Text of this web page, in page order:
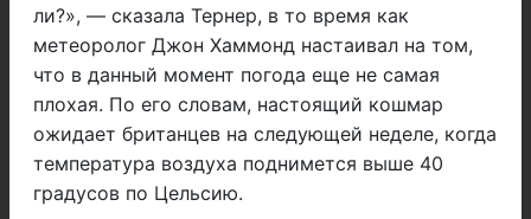
ли?», — сказала Тернер, в то время как
метеоролог Джон Хаммонд настаивал на том,
что в данный момент погода еще не самая
плохая. По его словам, настоящий кошмар
ожидает британцев на следующей неделе, когда
температура воздуха поднимется выше 40
градусов по Цельсию.